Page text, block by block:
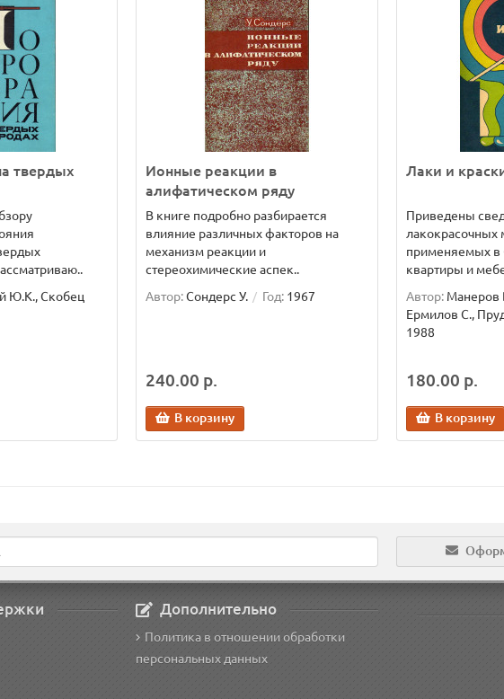
твердых
Ю.К., Скобец
Ионные реакции в
алифатическом ряду
В книге подробно разбирается
влияние различных факторов на
механизм реакции и
стереохимические аспек..
Автор:Сондерс У. Год: 1967
240.00 р.
В корзину
Лаки и
Приведены
лакокрасочных
применяемых в
квартиры и
Автор: Манеров
Ермилов С.,
1988
180.00 р.
В корзину
Дополнительно
Политика в отношении обработки
персональных данных